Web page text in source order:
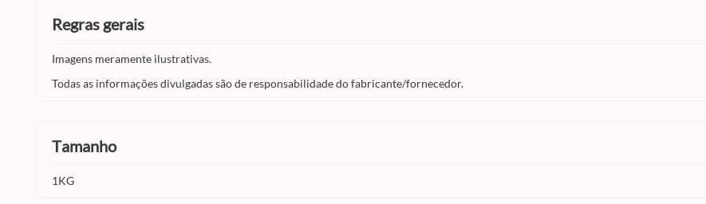
regras gerais
Imagens meramente ilustrativas.
Todas as informações divulgadas são de responsabilidade do fabricante/fornecedor.
tamanho
1KG